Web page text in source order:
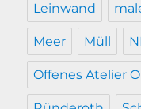
Leinwand
Meer Müll
Offenes Atelier